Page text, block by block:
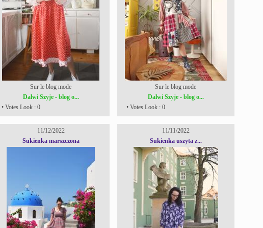
Sur le blog mode
Dalwi Szyje - blog o...
• Votes Look : 0
Sur le blog mode
Dalwi Szyje - blog o...
• Votes Look : 0
11/12/2022
Sukienka marszczona
11/11/2022
Sukienka uszyta z...